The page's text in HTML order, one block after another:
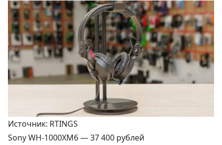
Источник: RTINGS
Sony WH-1000XM6 —37 400 рублей